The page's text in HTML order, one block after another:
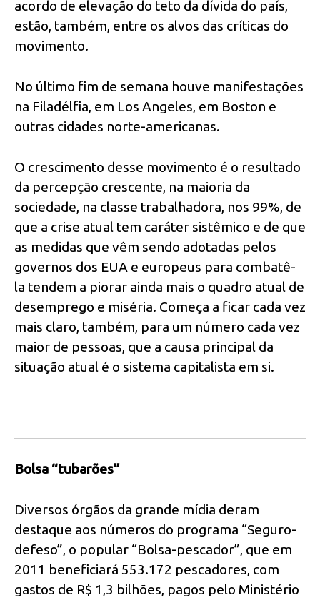
acordo de elevação do teto da dívida do país,
estão, também, entre os alvos das críticas do
movimento.
No último fim de semana houve manifestações
na Filadélfia, em Los Angeles, em Boston e
outras cidades norte-americanas.
O crescimento desse movimento é o resultado
da percepção crescente, na maioria da
sociedade, na classe trabalhadora, nos 99%, de
que a crise atual tem caráter sistêmico e de que
as medidas que vêm sendo adotadas pelos
governos dos EUA e europeus para combatê-
la tendem a piorar ainda mais o quadro atual de
desemprego e miséria. Começa a ficar cada vez
mais claro, também, para um número cada vez
maior de pessoas, que a causa principal da
situação atual é o sistema capitalista em si.
Bolsa “tubarões”
Diversos órgãos da grande mídia deram
destaque aos números do programa “Seguro-
defeso”, o popular “Bolsa-pescador”, que em
2011 beneficiará 553.172 pescadores, com
gastos de R$ 1,3 bilhões, pagos pelo Ministério